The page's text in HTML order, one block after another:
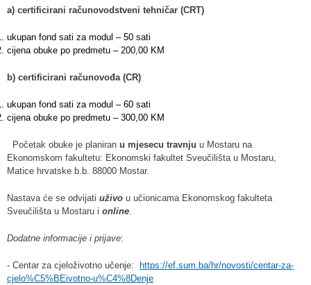
a) certificirani računovodstveni tehničar (CRT)
ukupan fond sati za modul – 50 sati
cijena obuke po predmetu – 200,00 KM
b) certificirani računovođa (CR)
ukupan fond sati za modul – 60 sati
cijena obuke po predmetu – 300,00 KM
Početak obuke je planiran u mjesecu travnju u Mostaru na
Ekonomskom fakultetu: Ekonomski fakultet Sveučilišta u Mostaru,
Matice hrvatske b.b. 88000 Mostar.
Nastava će se odvijati uživo u učionicama Ekonomskog fakulteta
Sveučilišta u Mostaru i online.
Dodatne informacije i prijave:
- Centar za cjeloživotno učenje:
https://ef.sum.ba/hr/novosti/centar-za-
cjelo%C5%BEivotno-u%C4%8Denje